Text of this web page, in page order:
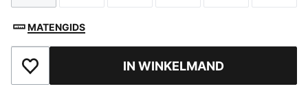
MATENGIDS
Toegevoegd aan favorietenIN WINKELMAND